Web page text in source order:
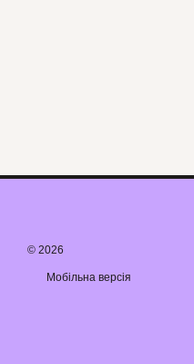
© 2026
Мобільна версія